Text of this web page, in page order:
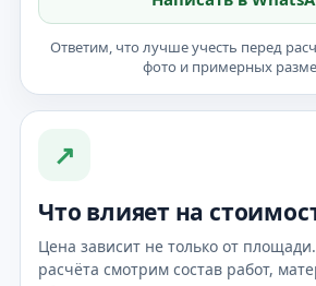
Ответим, что лучше учесть перед
фото и примерных
↗
Что влияет на
Цена зависит не только от
расчёта смотрим состав работ,